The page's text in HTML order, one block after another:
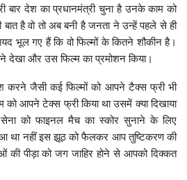
बार देश का प्रधानमंत्री चुना है उनके काम को
है वो तो अब बनी है जनता ने उन्हें पहले से ही
भूल गए हैं कि वो फिल्मों के कितने शौकीन है।
देखा और उस फिल्म का प्रमोशन किया।
करने जैसी कई फिल्मों को आपने टैक्स फ्री भी
आपने टेक्स फ्री किया था उसमें क्या दिखाया
सेना को फाइनल मैच का स्कोर सुनाने के लिए
हुआ था नहीं इस झूठ को फैलकर आप तुष्टिकरण की
की पीड़ा को जग जाहिर होने से आपको दिक्कत